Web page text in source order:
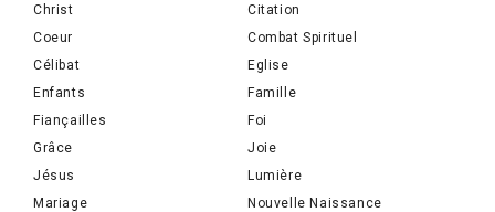
Christ
Citation
Coeur
Combat Spirituel
Célibat
Eglise
Enfants
Famille
Fiançailles
Foi
Grâce
Joie
Jésus
Lumière
Mariage
Nouvelle Naissance